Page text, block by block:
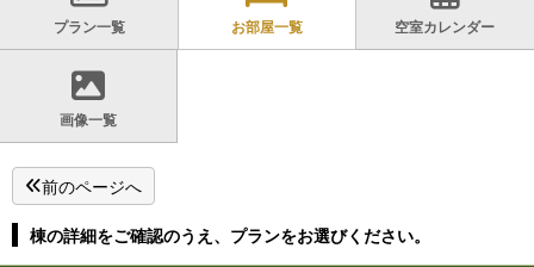
プラン一覧 お部屋一覧 空室カレンダー
画像一覧
前のページへ
棟の詳細をご確認のうえ、プランをお選びください。